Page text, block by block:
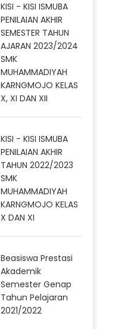
KISI - KISI ISMUBA
PENILAIAN AKHIR
SEMESTER TAHUN
AJARAN 2023/2024
SMK
MUHAMMADIYAH
KARNGMOJO KELAS
X, XI DAN XII
KISI - KISI ISMUBA
PENILAIAN AKHIR
TAHUN 2022/2023
SMK
MUHAMMADIYAH
KARNGMOJO KELAS
X DAN XI
Beasiswa Prestasi
Akademik
Semester Genap
Tahun Pelajaran
2021/2022